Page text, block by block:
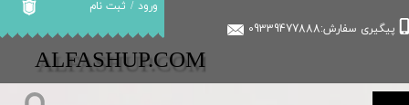
پیگیری سفارش:09339477888
ورود / ثبت نام
حساب کاربری من
تغییر گذر واژه
​​ALFASHUP.COM